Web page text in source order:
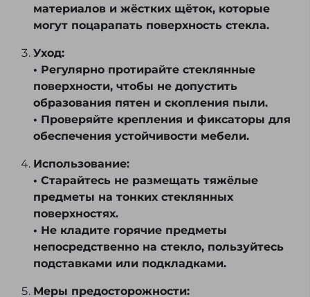
материалов и жёстких щёток, которые
могут поцарапать поверхность стекла.
Уход:
• Регулярно протирайте стеклянные
поверхности, чтобы не допустить
образования пятен и скопления пыли.
• Проверяйте крепления и фиксаторы для
обеспечения устойчивости мебели.
Использование:
• Старайтесь не размещать тяжёлые
предметы на тонких стеклянных
поверхностях.
• Не кладите горячие предметы
непосредственно на стекло, пользуйтесь
подставками или подкладками.
Меры предосторожности: